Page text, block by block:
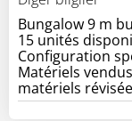
Bungalow 9 m
15 unités
Configuration
Matériels
matériels